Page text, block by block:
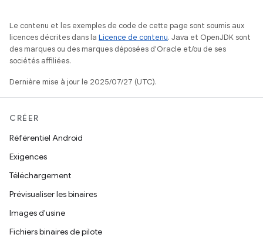
Le contenu et les exemples de code de cette page sont soumis aux
licences décrites dans la Licence de contenu. Java et OpenJDK sont
des marques ou des marques déposées d'Oracle et/ou de ses
sociétés affiliées.
Dernière mise à jour le 2025/07/27 (UTC).
CRÉER
Référentiel Android
Exigences
Téléchargement
Prévisualiser les binaires
Images d'usine
Fichiers binaires de pilote